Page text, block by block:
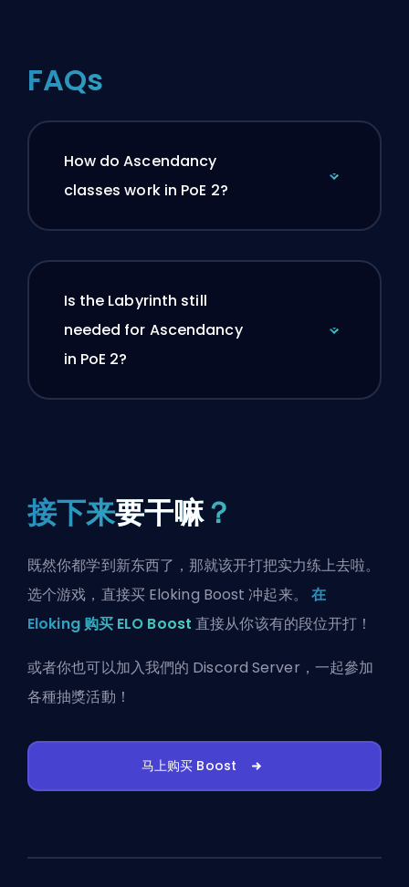
FAQs
How do Ascendancy
classes work in PoE 2?
Is the Labyrinth still
needed for Ascendancy
in PoE 2?
接下来要干嘛？
既然你都学到新东西了，那就该开打把实力练上去啦。
选个游戏，直接买 Eloking Boost 冲起来。 在
Eloking 购买 ELO Boost 直接从你该有的段位开打！
或者你也可以加入我們的 Discord Server ，一起參加
各種抽獎活動！
马上购买 Boost